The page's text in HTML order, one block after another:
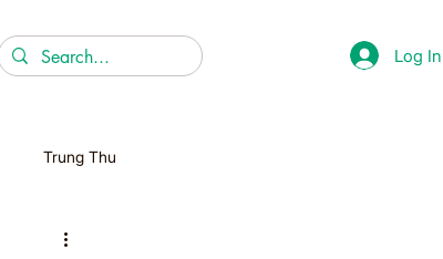
Log In
Trung Thu